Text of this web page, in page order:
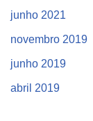
junho 2021
novembro 2019
junho 2019
abril 2019